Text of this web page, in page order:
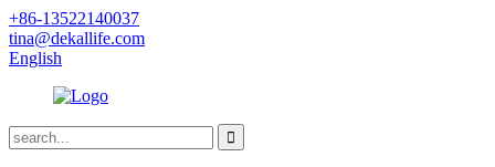
+86-13522140037
tina@dekallife.com
English